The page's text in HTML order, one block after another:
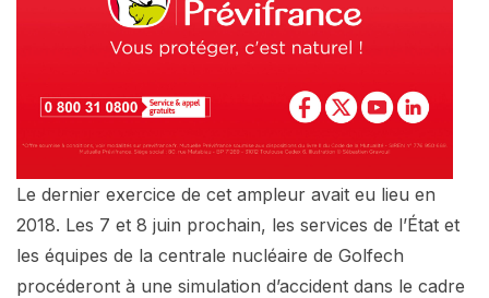
Le dernier exercice de cet ampleur avait eu lieu en
2018. Les 7 et 8 juin prochain, les services de l’État et
les équipes de la centrale nucléaire de Golfech
procéderont à une simulation d’accident dans le cadre